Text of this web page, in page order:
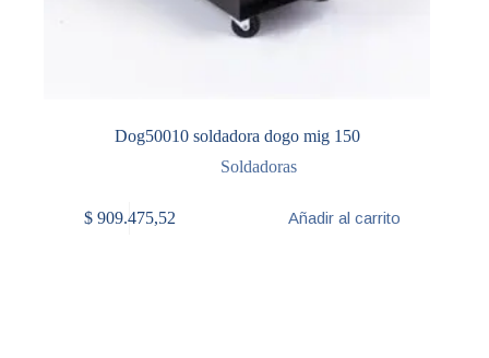
Dog50010 soldadora dogo mig 150
Soldadoras
$909.475,52 Añadir al carrito